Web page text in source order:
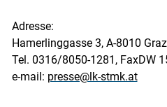
Adresse:
Hamerlinggasse 3, A-8010
Tel. 0316/8050-1281, FaxDW
e-mail: presse@lk-stmk.at